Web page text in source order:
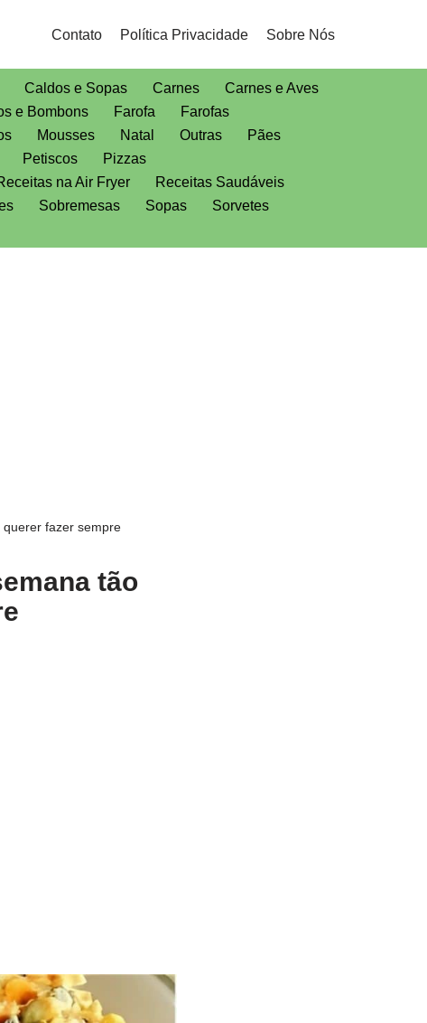
Contato Política Privacidade Sobre Nós
Caldos e Sopas Carnes
Carnes e Aves
e Bombons Farofa
Farofas
Mousses Natal Outras
Pães
Petiscos
Pizzas
na Air Fryer
Receitas Saudáveis
Sobremesas Sopas
Sorvetes
fazer sempre
tão